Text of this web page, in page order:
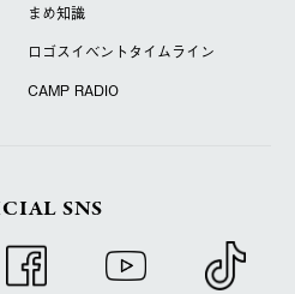
まめ知識
ロゴスイベントタイムライン
CAMP RADIO
SNS